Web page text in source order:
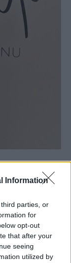
Information
parties, or
for
opt-out
that after your
seeing
utilized by
κοκτέιλ",